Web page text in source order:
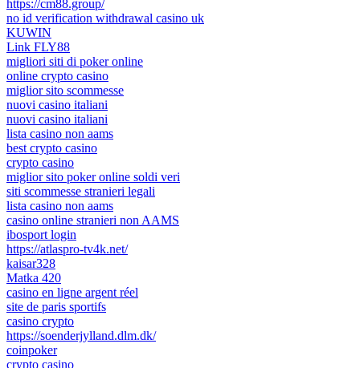
https://cm88.group/
no id verification withdrawal casino uk
KUWIN
Link FLY88
migliori siti di poker online
online crypto casino
miglior sito scommesse
nuovi casino italiani
nuovi casino italiani
lista casino non aams
best crypto casino
crypto casino
miglior sito poker online soldi veri
siti scommesse stranieri legali
lista casino non aams
casino online stranieri non AAMS
ibosport login
https://atlaspro-tv4k.net/
kaisar328
Matka 420
casino en ligne argent réel
site de paris sportifs
casino crypto
https://soenderjylland.dlm.dk/
coinpoker
crypto casino